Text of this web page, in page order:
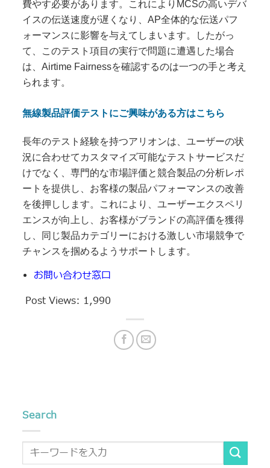
費やす必要があります。これによりMCSの高いデバ
イスの伝送速度が遅くなり、AP全体的な伝送パフ
ォーマンスに影響を与えてしまいます。したがっ
て、このテスト項目の実行で問題に遭遇した場合
は、Airtime Fairnessを確認するのは一つの手と考え
られます。
無線製品評価テストにご興味がある方はこちら
長年のテスト経験を持つアリオンは、ユーザーの状
況に合わせてカスタマイズ可能なテストサービスだ
けでなく、専門的な市場評価と競合製品の分析レポ
ートを提供し、お客様の製品パフォーマンスの改善
を後押しします。これにより、ユーザーエクスペリ
エンスが向上し、お客様がブランドの高評価を獲得
し、同じ製品カテゴリーにおける激しい市場競争で
チャンスを掴めるようサポートします。
お問い合わせ窓口
Post Views: 1,990
Search